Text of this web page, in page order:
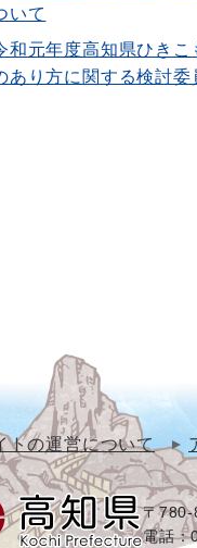
いて
和元年度高知県ひき
あり方に関する検討委
トの運営について
〒
電話：